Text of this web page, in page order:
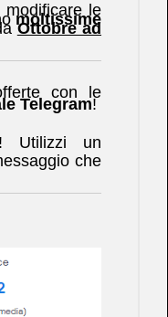
le
moltissime
Ottobre ad
con le
Telegram!
Utilizzi un
che